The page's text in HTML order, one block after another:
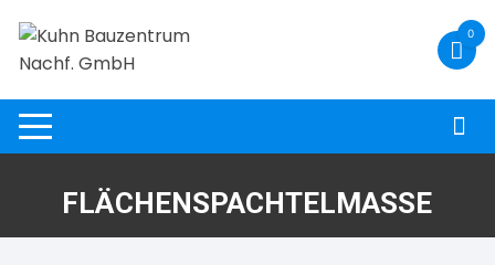
Inhalt
springen
0
FLÄCHENSPACHTELMASSE